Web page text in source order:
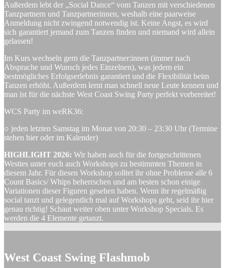
Außerdem lebt der „Social Dance“ vom Tanzen mit verschiedenen
Tanzpartnern und Tanzpartnerinnen, weshalb eine paarweise
Anmeldung nicht zwingend notwendig ist. Keine Angst, es wird
sich garantiert jemand zum Tanzen finden und niemand wird allein
gelassen!
Im Kurs wechseln gern die Tanzpartner:innen (immer nach
Absprache und Wunsch jedes Einzelnen), was jedem ein
bestmögliches Erfolgserlebnis garantiert und die Flexibilität beim
Tanzen erhöht. Außerdem lernt man schnell neue Leute kennen und
man ist für die nächste West Coast Swing Party perfekt vorbereitet!
WCS Party im weRK36:
○ jeden letzten Samstag im Monat von 20:30 – 23:30 Uhr (Termine
stehen hier oder im Kalender)
HIGHLIGHT 2026: Wir haben auch für die fortgeschrittenen
Westies unter euch auch Workshops zu bestimmten Themen in
diesem Jahr. Für diesen Workshop solltet ihr ohne Probleme alle 6
Count Basics/ Whips beherrschen und am besten schon einige
Variationen dieser Figuren gesehen haben. Wenn ihr regelmäßig
social tanzt und gelegentlich mal auf Workshops geht, seid ihr hier
genau richtig! Schaut weiter oben unter Workshop Specials. Es
werden die 4 Elemente getanzt.
West Coast Swing Flashmob